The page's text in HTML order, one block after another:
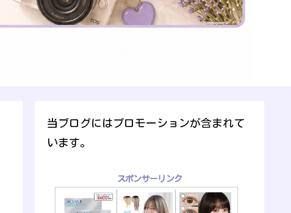
当ブログにはプロモーションが含まれて
います。
スポンサーリンク